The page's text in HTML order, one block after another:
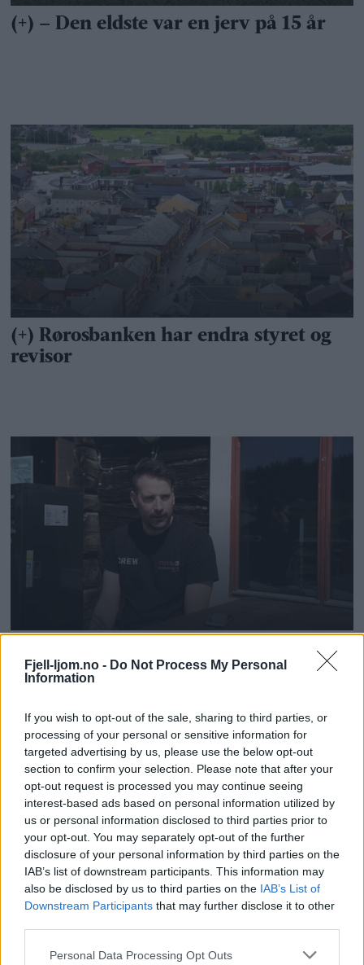
Fjell-ljom.no - Do Not Process My Personal
Information
If you wish to opt-out of the sale, sharing to third parties, or
processing of your personal or sensitive information for
targeted advertising by us, please use the below opt-out
section to confirm your selection. Please note that after your
opt-out request is processed you may continue seeing
interest-based ads based on personal information utilized by
us or personal information disclosed to third parties prior to
your opt-out. You may separately opt-out of the further
disclosure of your personal information by third parties on the
IAB’s list of downstream participants. This information may
also be disclosed by us to third parties on the IAB’s List of
Downstream Participants that may further disclose it to other
Personal Data Processing Opt Outs